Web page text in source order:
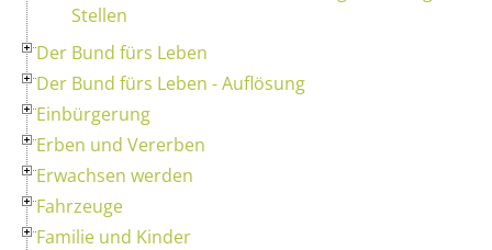
Stellen
Der Bund fürs Leben
Der Bund fürs Leben - Auflösung
Einbürgerung
Erben und Vererben
Erwachsen werden
Fahrzeuge
Familie und Kinder